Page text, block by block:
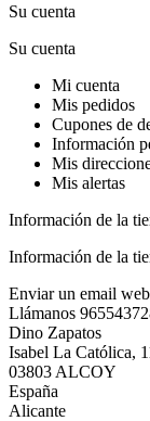
Su cuenta
Su cuenta
Mi cuenta
Mis pedidos
Cupones de
Información
Mis
Mis alertas
Información de la
Información de la
Enviar un email
Llámanos
Dino Zapatos
Isabel La Católica,
03803 ALCOY
España
Alicante